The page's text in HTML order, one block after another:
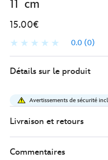
11 cm
15.00€
0.0 (0)
15.00
japon-
petite-
urupocha-
Détails sur le produit
Avertissements de sécurité
Livraison et retours
Commentaires